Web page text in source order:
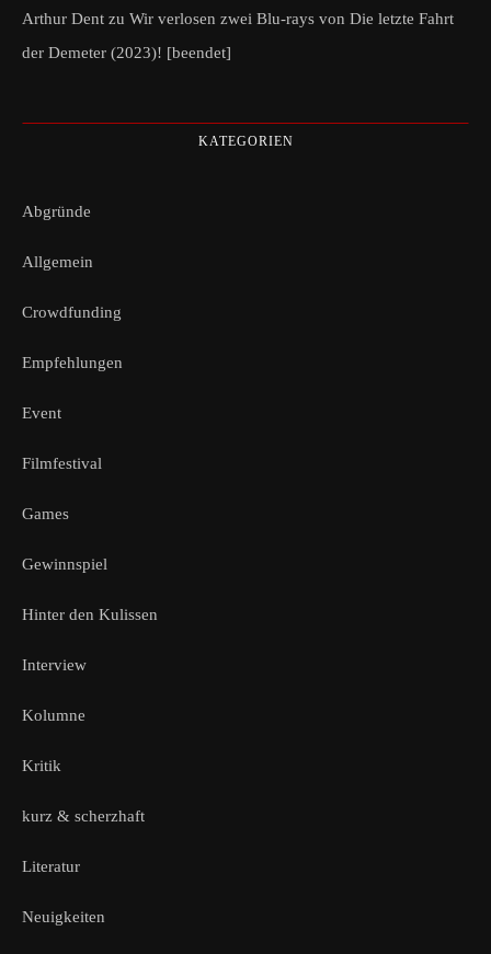
Arthur Dent zu Wir verlosen zwei Blu-rays von Die letzte Fahrt
der Demeter (2023)! [beendet]
KATEGORIEN
Abgründe
Allgemein
Crowdfunding
Empfehlungen
Event
Filmfestival
Games
Gewinnspiel
Hinter den Kulissen
Interview
Kolumne
Kritik
kurz & scherzhaft
Literatur
Neuigkeiten